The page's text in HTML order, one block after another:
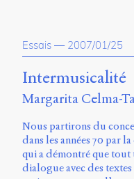
Essais — 2007/01/25
Intermusicalité
Margarita Celma-
Nous partirons du
dans les années 70 par
qui a démontré que tout
dialogue avec des